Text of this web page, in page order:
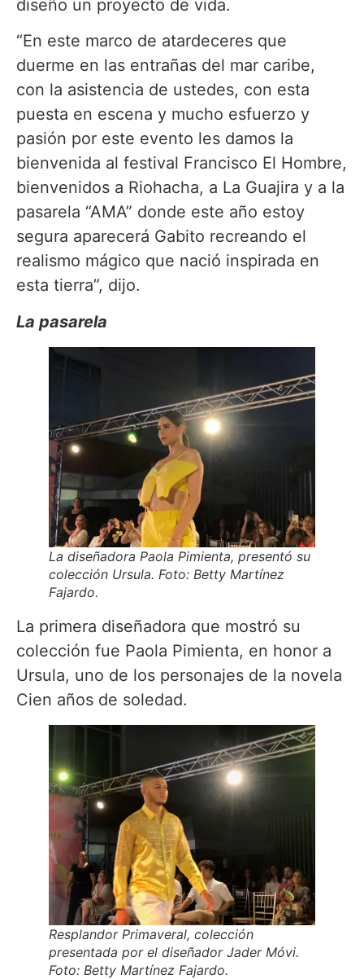
diseño un proyecto de vida.
“En este marco de atardeceres que
duerme en las entrañas del mar caribe,
con la asistencia de ustedes, con esta
puesta en escena y mucho esfuerzo y
pasión por este evento les damos la
bienvenida al festival Francisco El Hombre,
bienvenidos a Riohacha, a La Guajira y a la
pasarela “AMA” donde este año estoy
segura aparecerá Gabito recreando el
realismo mágico que nació inspirada en
esta tierra”, dijo.
La pasarela
La diseñadora Paola Pimienta, presentó su
colección Ursula. Foto: Betty Martínez
Fajardo.
La primera diseñadora que mostró su
colección fue Paola Pimienta, en honor a
Ursula, uno de los personajes de la novela
Cien años de soledad.
Resplandor Primaveral, colección
presentada por el diseñador Jader Móvi.
Foto: Betty Martínez Fajardo.